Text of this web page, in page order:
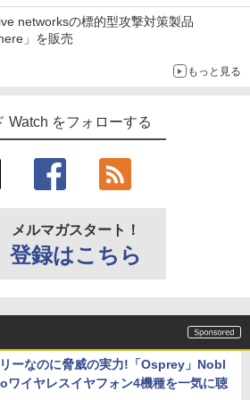
networksの標的型攻撃対策製品
」を販売
もっと見る
Watch をフォローする
メルマガスタート！
登録はこちら
ーなのに脅威の実力!「Osprey」Nobl
ワイヤレスイヤフォン4機種を一気に聴